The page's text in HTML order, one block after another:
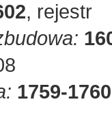
, rejestr
1759-1760